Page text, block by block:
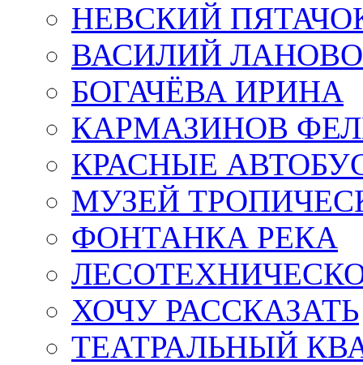
НЕВСКИЙ
ВАСИЛИЙ
БОГАЧЁВА ИРИНА
КАРМАЗИНОВ
КРАСНЫЕ
МУЗЕЙ
ФОНТАНКА РЕКА
ХОЧУ РАССКАЗАТЬ
ТЕАТРАЛЬНЫЙ